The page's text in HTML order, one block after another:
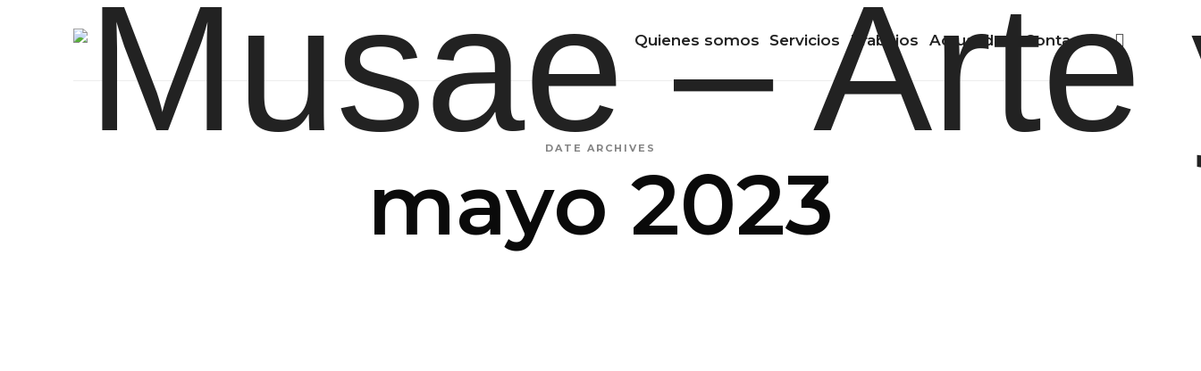
Grupo de Conservación y Restauración del Patrimonio
Quienes somos Servicios Trabajos Actualidad Contacto
DATE ARCHIVES
mayo 2023